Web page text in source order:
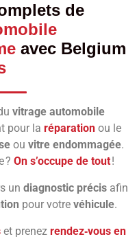
de
avec Belgium
vitrage automobile
pour la réparationou le
ou vitre endommagée.
? On s’occupe de tout!
un diagnostic précis afin
pour votre véhicule.
et prenez rendez‑vous en